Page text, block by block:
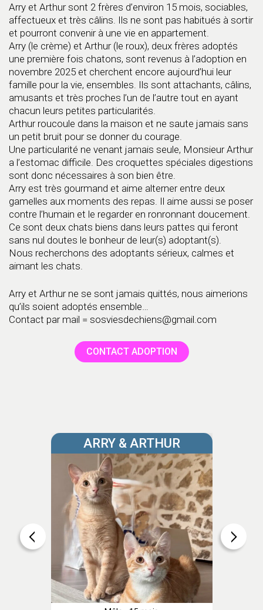
Arry et Arthur sont 2 frères d’environ 15 mois, sociables,
affectueux et très câlins. Ils ne sont pas habitués à sortir
et pourront convenir à une vie en appartement.
Arry (le crème) et Arthur (le roux), deux frères adoptés
une première fois chatons, sont revenus à l’adoption en
novembre 2025 et cherchent encore aujourd’hui leur
famille pour la vie, ensembles. Ils sont attachants, câlins,
amusants et très proches l’un de l’autre tout en ayant
chacun leurs petites particularités.
Arthur roucoule dans la maison et ne saute jamais sans
un petit bruit pour se donner du courage.
Une particularité ne venant jamais seule, Monsieur Arthur
a l’estomac difficile. Des croquettes spéciales digestions
sont donc nécessaires à son bien être.
Arry est très gourmand et aime alterner entre deux
gamelles aux moments des repas. Il aime aussi se poser
contre l’humain et le regarder en ronronnant doucement.
Ce sont deux chats biens dans leurs pattes qui feront
sans nul doutes le bonheur de leur(s) adoptant(s).
Nous recherchons des adoptants sérieux, calmes et
aimant les chats.
Arry et Arthur ne se sont jamais quittés, nous aimerions
qu’ils soient adoptés ensemble…
Contact par mail = sosviesdechiens@gmail.com
CONTACT ADOPTION
ARRY & ARTHUR